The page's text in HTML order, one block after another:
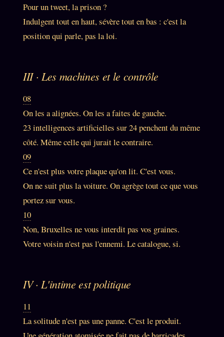
Archives SMK
Founders
Équipe
Personas
Signatures
Studios
Pour un tweet, la prison ?
Indulgent tout en haut, sévère tout en bas : c'est la
position qui parle, pas la loi.
III · Les machines et le contrôle
08
On les a alignées. On les a faites de gauche.
23 intelligences artificielles sur 24 penchent du même
côté. Même celle qui jurait le contraire.
09
Ce n'est plus votre plaque qu'on lit. C'est vous.
On ne suit plus la voiture. On agrège tout ce que vous
portez sur vous.
10
Non, Bruxelles ne vous interdit pas vos graines.
Votre voisin n'est pas l'ennemi. Le catalogue, si.
IV · L'intime est politique
11
La solitude n'est pas une panne. C'est le produit.